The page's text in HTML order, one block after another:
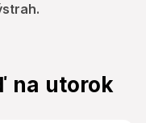
na utorok